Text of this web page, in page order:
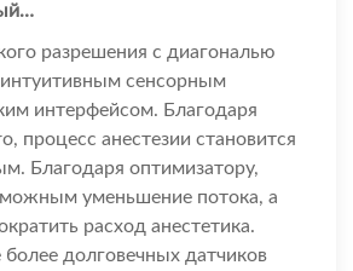
разрешения с диагональю
сенсорным
интерфейсом. Благодаря
процесс анестезии становится
Благодаря оптимизатору,
уменьшение потока, а
расход анестетика.
более долговечных датчиков